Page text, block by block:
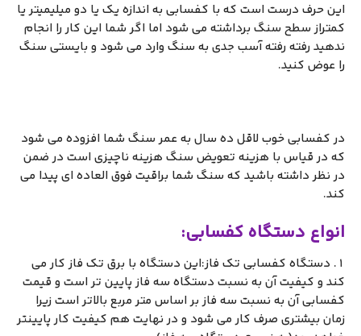
این حرف درست است که با کفسابی به اندازه یک یا دو میلیمیتر یا
کمتراز سطح سنگ برداشته می شود اما اگر شما این کار را انجام
ندهید رفته رفته آسب جدی به سنگ وارد می شود و بایستی سنگ
را عوض کنید.
در کفسابی خوب لاقل ده سال به عمر سنگ شما افزوده می شود
که در قیاس با هزینه تعویض سنگ هزینه ناچیزی است در ضمن
در نظر داشته باشید که سنگ شما براقیت فوق العاده ای پیدا می
کند.
انواع دستگاه کفسابی:
دستگاه کفسابی تک فاز:این دستگاه با برق تک فاز کار می
کند و کیفیت آن به نسبت دستگاه سه فاز پایین تر است و قیمت
کفسابی آن به نسبت سه فاز بر اساس متر مربع بالاتر است زیرا
زمان بیشتری صرف کار می شود و در نهایت هم کیفیت کار پایینتر